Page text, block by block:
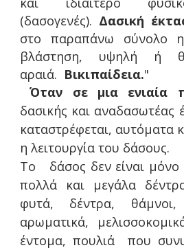
(δασογενές). Δασική
στο παραπάνω σύνολο
βλάστηση, υψηλή ή
αραιά. Βικιπαίδεια."
Όταν σε μια ενιαία
δασικής και αναδασωτέας
καταστρέφεται, αυτόματα
η λειτουργία του δάσους.
Το δάσος δεν είναι μόνο
πολλά και μεγάλα
φυτά, δέντρα, θάμνοι,
αρωματικά,
έντομα, πουλιά που